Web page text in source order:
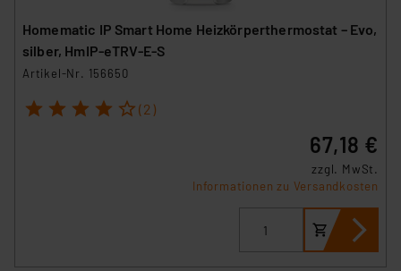
Homematic IP Smart Home Heizkörperthermostat – Evo,
silber, HmIP-eTRV-E-S
Artikel-Nr. 156650
1 2 3 4 5 (2)
67,18 €
zzgl. MwSt.
Informationen zu Versandkosten